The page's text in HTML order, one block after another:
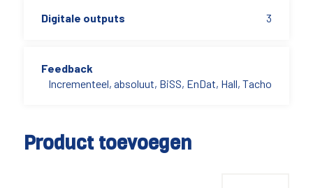
Product toevoegen
Digitale outputs 3
Feedback
Incrementeel, absoluut, BiSS, EnDat, Hall, Tacho